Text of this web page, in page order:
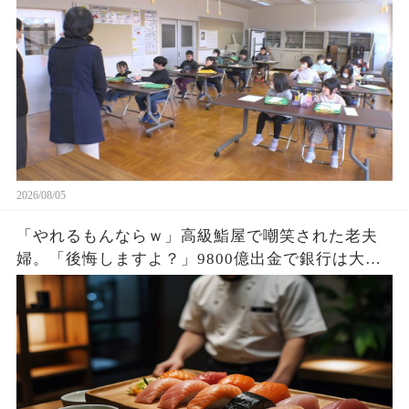
2026/08/05
「やれるもんならｗ」高級鮨屋で嘲笑された老夫
婦。「後悔しますよ？」9800億出金で銀行は大惨
事。